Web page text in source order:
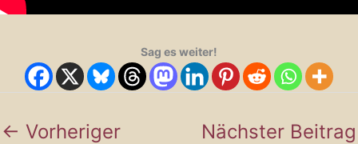
Sag es weiter!
← Vorheriger
Nächster Beitrag